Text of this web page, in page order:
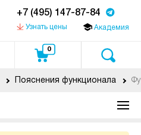
+7 (495) 147-87-84
Узнать цены Академия
0
Пояснения функционала